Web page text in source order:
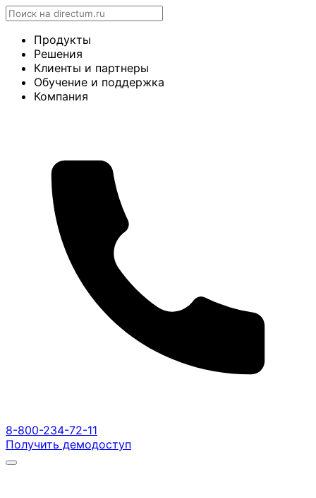
Продукты
Решения
Клиенты и партнеры
Обучение и поддержка
Компания
8-800-234-72-11
Получить демодоступ